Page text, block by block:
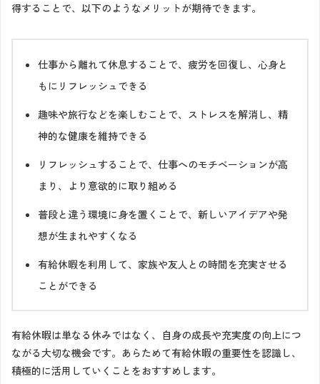
得することで、以下のようなメリットが期待できます。
仕事から離れて休息することで、疲労を回復し、心身と
もにリフレッシュできる
趣味や旅行などを楽しむことで、ストレスを解消し、精
神的な健康を維持できる
リフレッシュすることで、仕事へのモチベーションが高
まり、より意欲的に取り組める
普段と違う環境に身を置くことで、新しいアイデアや発
想が生まれやすくなる
有給休暇を利用して、家族や友人との時間を充実させる
ことができる
有給休暇は単なる休みではなく、自身の成長や充実度の向上につ
ながる大切な機会です。あらためて有給休暇の重要性を認識し、
積極的に活用していくことをおすすめします。